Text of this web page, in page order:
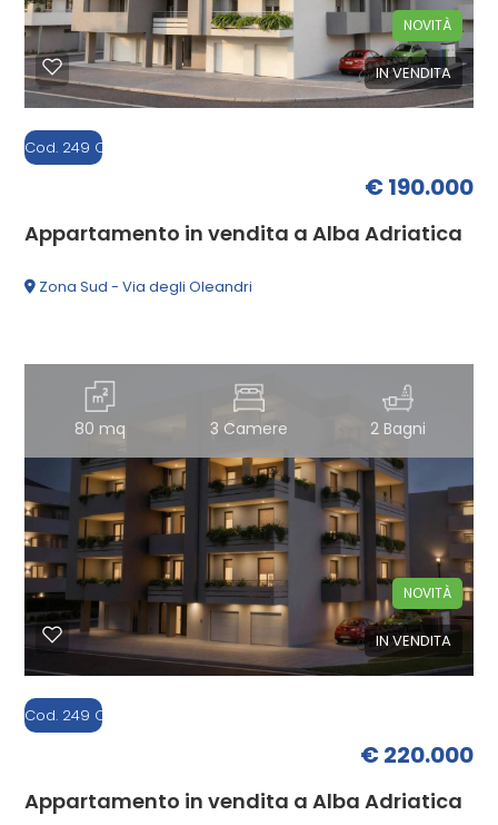
IN VENDITA
NOVITÀ
Cod. 249 C
€ 190.000
Appartamento in vendita a Alba Adriatica
Zona Sud - Via degli Oleandri
80 mq 3 Camere 2 Bagni
IN VENDITA
NOVITÀ
Cod. 249 C1
€ 220.000
Appartamento in vendita a Alba Adriatica